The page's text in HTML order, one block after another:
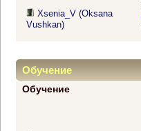
Xsenia_V (Oksana
Vushkan)
Обучение
Обучение